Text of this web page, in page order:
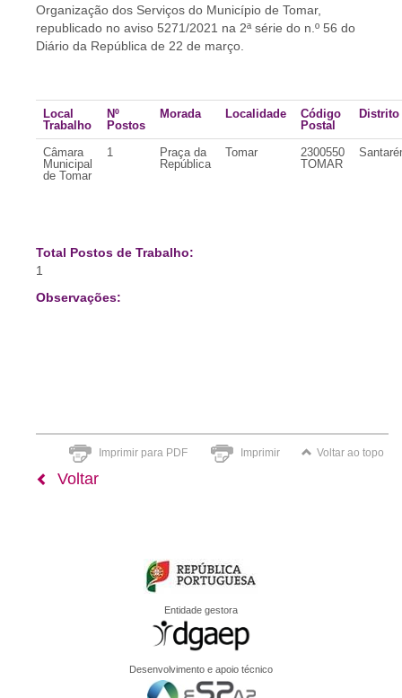
Organização dos Serviços do Município de Tomar,
republicado no aviso 5271/2021 na 2ª série do n.º 56 do
Diário da República de 22 de março.
Local
Trabalho
Nº
Postos
Morada Localidade
Código
Postal
Distrito
Câmara
Municipal
de Tomar
1
Praça da
República
Tomar
2300550
TOMAR
Total Postos de Trabalho:
1
Observações:
Imprimir para PDF Imprimir Voltar ao topo
Voltar
Entidade gestora
Desenvolvimento e apoio técnico